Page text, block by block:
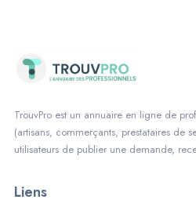
TrouvPro est un annuaire en ligne de
(artisans, commerçants, prestataires de
utilisateurs de publier une demande,
Liens